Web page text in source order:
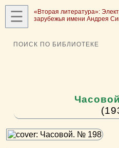
☰
«Вторая литература»:
зарубежья имени Андрея
ПОИСК ПО БИБЛИОТЕКЕ